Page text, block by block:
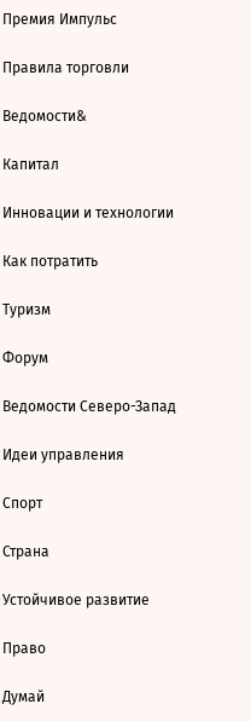
Премия Импульс
Правила торговли
Ведомости&
Капитал
Инновации и технологии
Как потратить
Туризм
Форум
Ведомости Северо-Запад
Идеи управления
Спорт
Страна
Устойчивое развитие
Право
Думай